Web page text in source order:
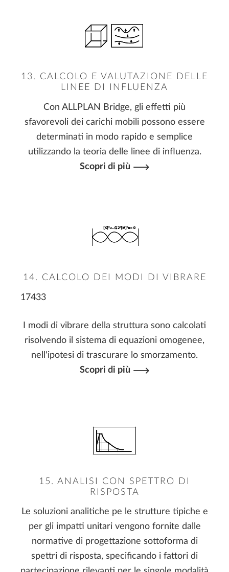
13. CALCOLO E VALUTAZIONE DELLE
LINEE DI INFLUENZA
Con ALLPLAN Bridge, gli effetti più
sfavorevoli dei carichi mobili possono essere
determinati in modo rapido e semplice
utilizzando la teoria delle linee di influenza.
Scopri di più
14. CALCOLO DEI MODI DI VIBRARE
17433
I modi di vibrare della struttura sono calcolati
risolvendo il sistema di equazioni omogenee,
nell'ipotesi di trascurare lo smorzamento.
Scopri di più
15. ANALISI CON SPETTRO DI
RISPOSTA
Le soluzioni analitiche pe le strutture tipiche e
per gli impatti unitari vengono fornite dalle
normative di progettazione sottoforma di
spettri di risposta, specificando i fattori di